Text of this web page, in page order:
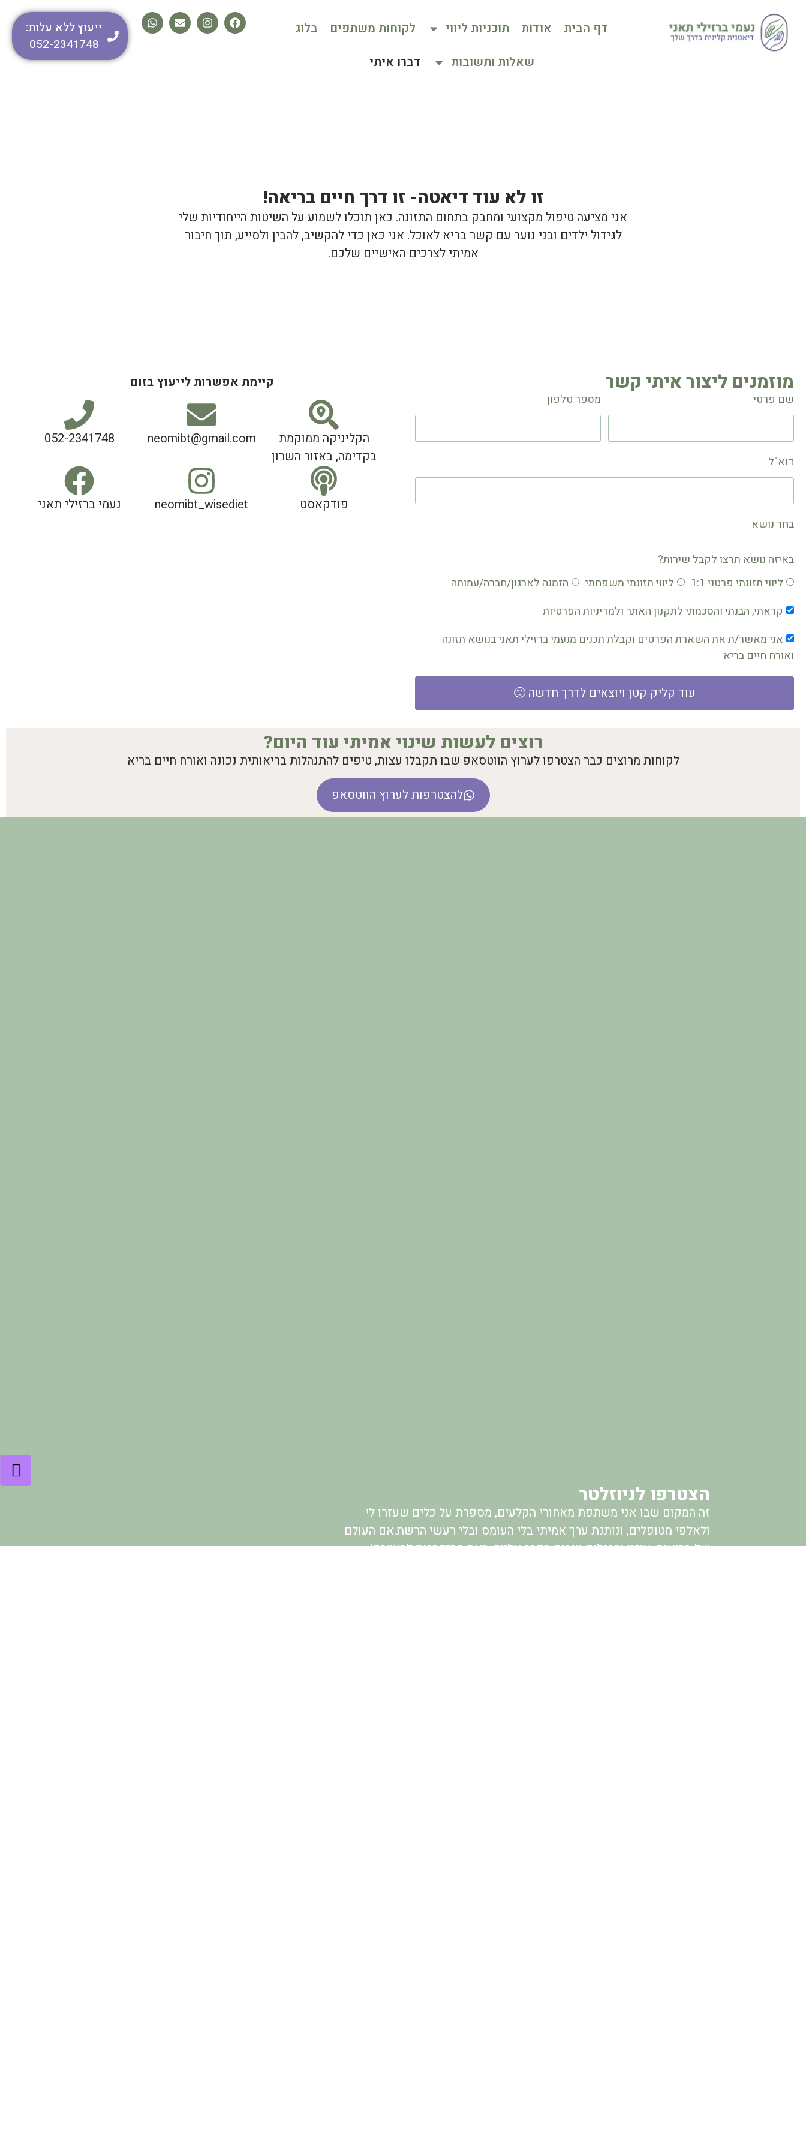
דף הבית אודות תוכניות ליווי לקוחות משתפים
בלוג
שאלות ותשובות
דברו איתי
ייעוץ ללא עלות:
052-2341748
זו לא עוד דיאטה- זו דרך חיים בריאה!
אני מציעה טיפול מקצועי ומחבק בתחום התזונה. כאן תוכלו לשמוע על השיטות הייחודיות שלי
לגידול ילדים ובני נוער עם קשר בריא לאוכל. אני כאן כדי להקשיב, להבין ולסייע, תוך חיבור
אמיתי לצרכים האישיים שלכם.
מוזמנים ליצור איתי קשר
שם פרטי מספר טלפון
דוא"ל
בחר נושא
באיזה נושא תרצו לקבל שירות?
ליווי תזונתי פרטני 1:1
ליווי תזונתי משפחתי
הזמנה לארגון/חברה/עמותה
קראתי, הבנתי והסכמתי לתקנון האתר ולמדיניות הפרטיות
אני מאשר/ת את השארת הפרטים וקבלת תכנים מנעמי ברזילי תאני בנושא תזונה
ואורח חיים בריא
עוד קליק קטן ויוצאים לדרך חדשה 🙂
קיימת אפשרות לייעוץ בזום
הקליניקה ממוקמת
בקדימה, באזור השרון
neomibt@gmail.com
052-2341748
פודקאסט neomibt_wisediet נעמי ברזילי תאני
רוצים לעשות שינוי אמיתי עוד היום?
לקוחות מרוצים כבר הצטרפו לערוץ הווטסאפ שבו תקבלו עצות, טיפים להתנהלות בריאותית נכונה ואורח חיים בריא
להצטרפות לערוץ הווטסאפ
הצטרפו לניוזלטר
זה המקום שבו אני משתפת מאחורי הקלעים, מספרת על כלים שעזרו לי
ולאלפי מטופלים, ונותנת ערך אמיתי בלי העומס ובלי רעשי הרשת.אם העולם
של בריאות, איזון והרגלים טובים מדבר אלייך- זאת ההזדמנות להצטרף!